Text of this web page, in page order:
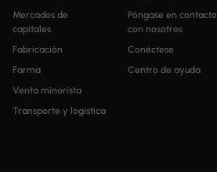
Mercados de
capitales
Fabricación
Farma
Venta minorista
Transporte y logística
Póngase en contacto
con nosotros
Conéctese
Centro de ayuda